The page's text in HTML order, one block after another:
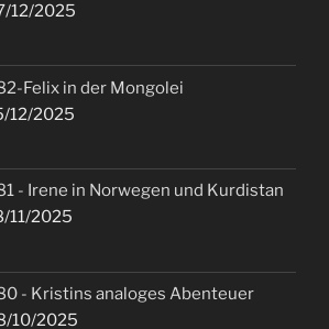
12/2025
Felix in der Mongolei
12/2025
- Irene in Norwegen und Kurdistan
11/2025
- Kristins analoges Abenteuer
10/2025